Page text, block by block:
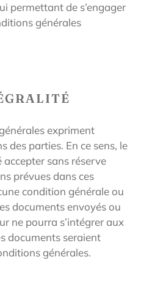
permettant de s’engager
générales
expriment
des parties. En ce sens, le
sans réserve
prévues dans ces
condition générale ou
documents envoyés ou
ne pourra s’intégrer aux
documents seraient
générales.